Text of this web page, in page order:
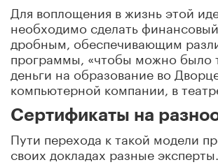
Для воплощения в жизнь этой
необходимо сделать
дробным, обеспечивающим
программы, «чтобы можно было
деньги на образование во
компьютерной компании, в
Сертификаты на
Пути перехода к такой модели
своих докладах разные эксперты.